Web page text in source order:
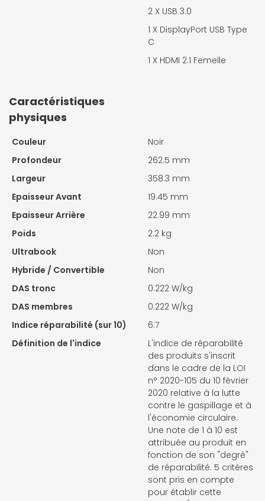
2 X USB 3.0
1 X DisplayPort USB Type
C
1 X HDMI 2.1 Femelle
Caractéristiques
physiques
Couleur
Noir
Profondeur
262.5 mm
Largeur
358.3 mm
Epaisseur Avant
19.45 mm
Epaisseur Arrière
22.99 mm
Poids
2.2 kg
Ultrabook
Non
Hybride / Convertible
Non
DAS tronc
0.222 W/kg
DAS membres
0.222 W/kg
Indice réparabilité (sur 10)
6.7
Définition de l'indice
L'indice de réparabilité
des produits s'inscrit
dans le cadre de la LOI
n° 2020-105 du 10 février
2020 relative à la lutte
contre le gaspillage et à
l'économie circulaire.
Une note de 1 à 10 est
attribuée au produit en
fonction de son "degré"
de réparabilité. 5 critères
sont pris en compte
pour établir cette